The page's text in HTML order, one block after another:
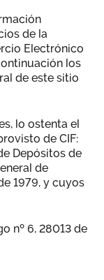
de la
Electrónico
los
de este sitio
lo ostenta el
de CIF:
Depósitos de
de
1979, y cuyos
nº 6, 28013 de